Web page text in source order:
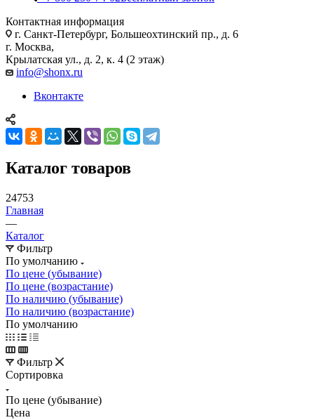
Контактная информация
г. Санкт-Петербург, Большеохтинский пр., д. 6
г. Москва,
Крылатская ул., д. 2, к. 4 (2 этаж)
info@shonx.ru
Вконтакте
Каталог товаров
24753
Главная
—
Каталог
Фильтр
По умолчанию
По цене (убывание)
По цене (возрастание)
По наличию (убывание)
По наличию (возрастание)
По умолчанию
Фильтр
Сортировка
По цене (убывание)
Цена